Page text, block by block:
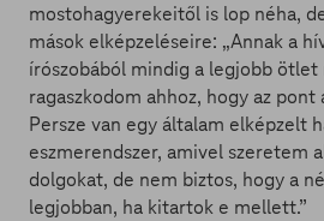
mostohagyerekeitől is lop néha,
mások elképzeléseire: „Annak a
írószobából mindig a legjobb
ragaszkodom ahhoz, hogy az pont
Persze van egy általam elképzelt
eszmerendszer, amivel szeretem
dolgokat, de nem biztos, hogy a
legjobban, ha kitartok e mellett.”